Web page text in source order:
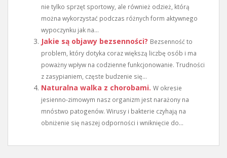
nie tylko sprzęt sportowy, ale również odzież, którą
można wykorzystać podczas różnych form aktywnego
wypoczynku jak na...
Jakie są objawy bezsenności? Bezsenność to
problem, który dotyka coraz większą liczbę osób i ma
poważny wpływ na codzienne funkcjonowanie. Trudności
z zasypianiem, częste budzenie się...
Naturalna walka z chorobami. W okresie
jesienno-zimowym nasz organizm jest narażony na
mnóstwo patogenów. Wirusy i bakterie czyhają na
obniżenie się naszej odporności i wniknięcie do...